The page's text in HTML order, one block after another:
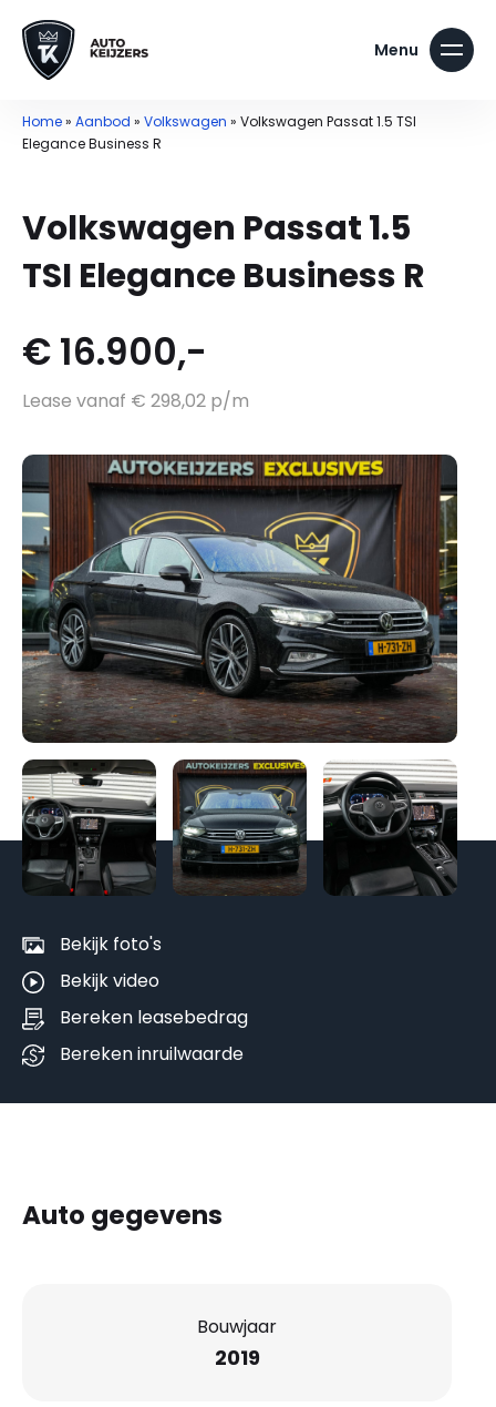
Home» Aanbod » Volkswagen » Volkswagen Passat 1.5 TSI
Elegance Business R
Volkswagen Passat 1.5
TSI Elegance Business R
€ 16.900,-
Lease vanaf € 298,02 p/m
Bekijk foto's
Bekijk video
Bereken leasebedrag
Bereken inruilwaarde
Auto gegevens
Bouwjaar
2019